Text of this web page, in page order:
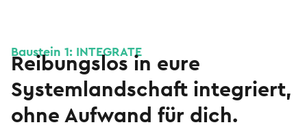
Baustein 1: INTEGRATE
Reibungslos in eure
Systemlandschaft integriert,
ohne Aufwand für dich.